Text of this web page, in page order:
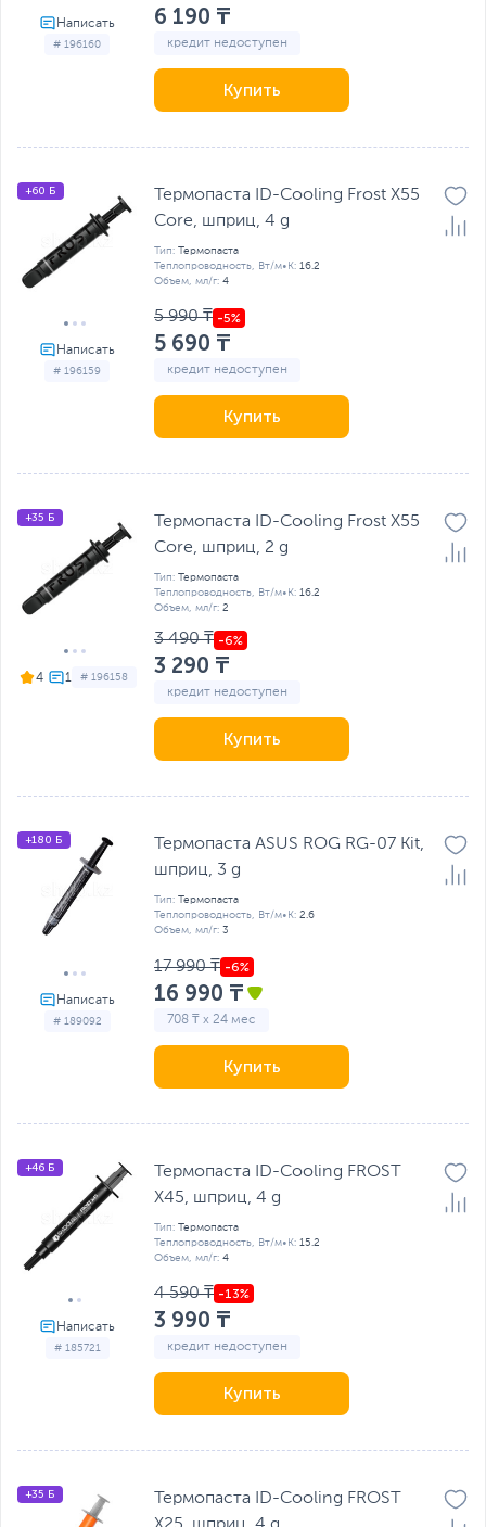
# 196160
6 190 ₸
кредит недоступен
Купить
# 196159
+60 Б
Термопаста ID-Cooling Frost X55
Core, шприц, 4 g
Тип: Термопаста
Теплопроводность, Вт/м•К: 16.2
Объем, мл/г: 4
5 990 ₸
5 690 ₸
кредит недоступен
Купить
4 # 196158
+35 Б
Термопаста ID-Cooling Frost X55
Core, шприц, 2 g
Тип: Термопаста
Теплопроводность, Вт/м•К: 16.2
Объем, мл/г: 2
3 490 ₸
3 290 ₸
кредит недоступен
Купить
# 189092
+180 Б
Термопаста ASUS ROG RG-07 Kit,
шприц, 3 g
Тип: Термопаста
Теплопроводность, Вт/м•К: 2.6
Объем, мл/г: 3
17 990 ₸
16 990 ₸
708 ₸ x 24 мес
Купить
# 185721
+46 Б
Термопаста ID-Cooling FROST
X45, шприц, 4 g
Тип: Термопаста
Теплопроводность, Вт/м•К: 15.2
Объем, мл/г: 4
4 590 ₸
3 990 ₸
кредит недоступен
Купить
+35 Б
Термопаста ID-Cooling FROST